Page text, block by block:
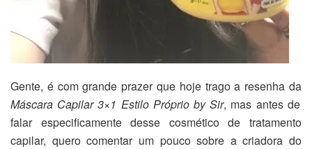
Gente, é com grande prazer que hoje trago a resenha da
Máscara Capilar 3×1 Estilo Próprio by Sir, mas antes de
falar especificamente desse cosmético de tratamento
capilar, quero comentar um pouco sobre a criadora do